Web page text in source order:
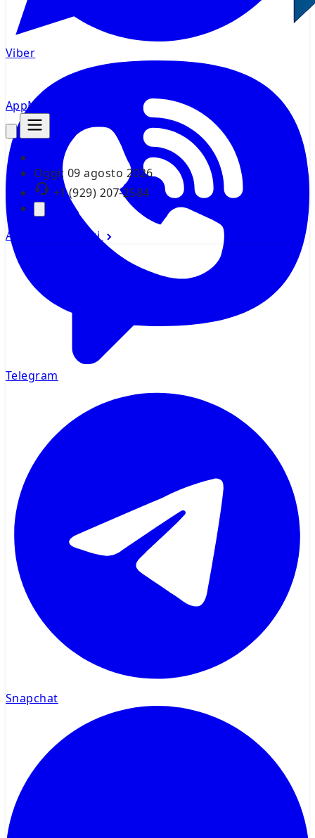
AppMsr
Oggi: 09 agosto 2026
+1 (929) 207-2584
Accedi Registrati
Viber
Telegram
Snapchat